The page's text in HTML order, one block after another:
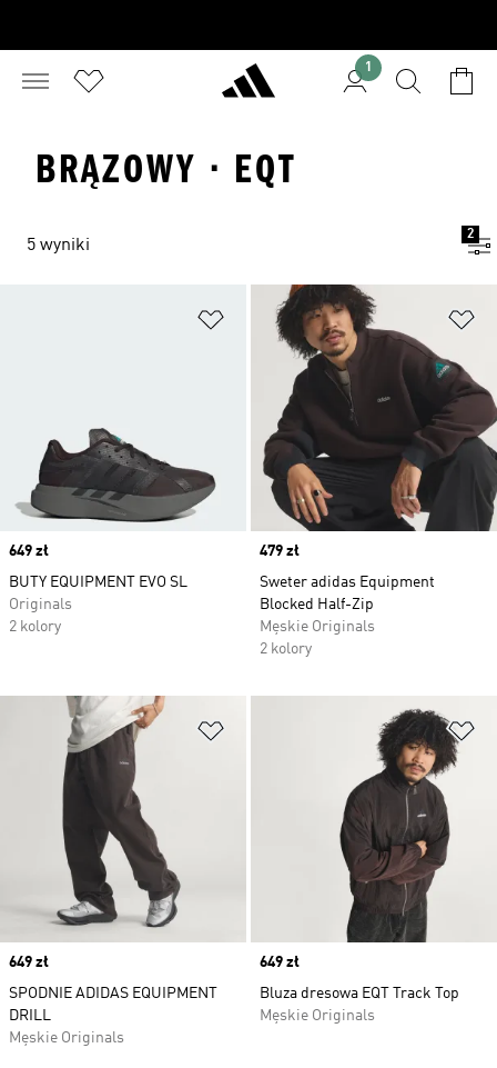
1
BRĄZOWY · EQT
5 wyniki
2
Dodaj do listy życzeń
Price
649 zł
BUTY EQUIPMENT EVO SL
Originals
2 kolory
Price
479 zł
Sweter adidas Equipment
Blocked Half-Zip
Męskie Originals
2 kolory
Dodaj do listy życzeń
Price
649 zł
SPODNIE ADIDAS EQUIPMENT
DRILL
Męskie Originals
Price
649 zł
Bluza dresowa EQT Track Top
Męskie Originals